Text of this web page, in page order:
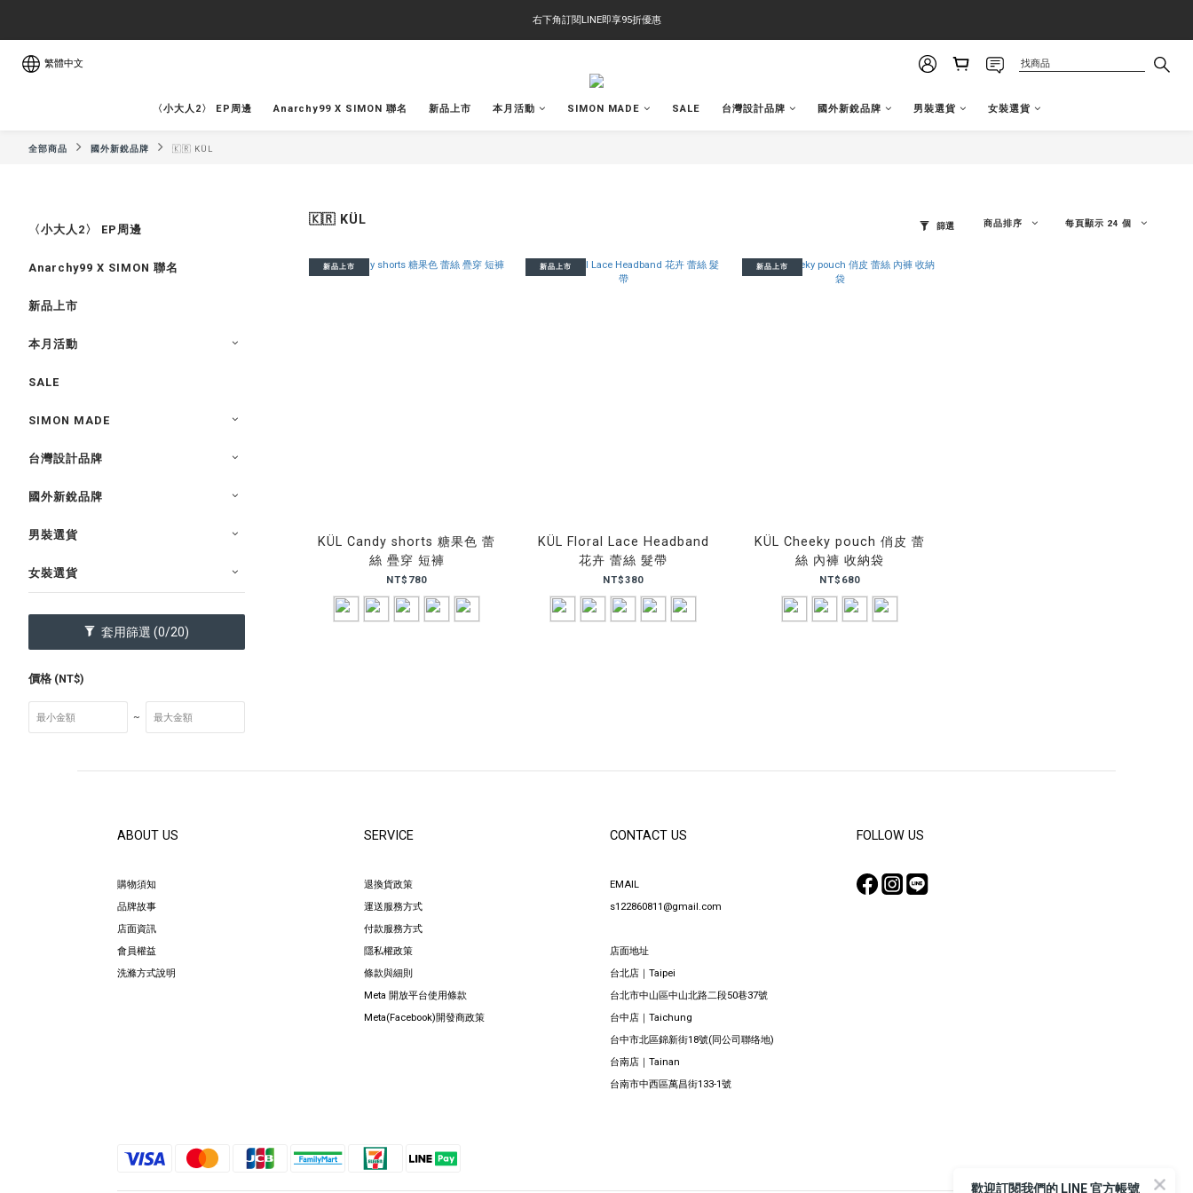
右下角訂閱LINE即享95折優惠
右下角訂閱LINE即享95折優惠
繁體中文
〈小大人2〉 EP周邊 Anarchy99 X SIMON 聯名 新品上市 本月活動 SIMON MADE SALE 台灣設計品牌 國外新銳品牌 男裝選貨 女裝選貨
全部商品 國外新銳品牌 🇰🇷 KÜL
〈小大人2〉 EP周邊
Anarchy99 X SIMON 聯名
新品上市
本月活動
SALE
SIMON MADE
台灣設計品牌
國外新銳品牌
男裝選貨
女裝選貨
套用篩選 (0/20)
價格 (NT$)
~
🇰🇷 KÜL 篩選 商品排序 每頁顯示 24 個
新品上市
KÜL Candy shorts 糖果色 蕾
絲 疊穿 短褲
NT$780
新品上市
KÜL Floral Lace Headband
花卉 蕾絲 髮帶
NT$380
新品上市
KÜL Cheeky pouch 俏皮 蕾
絲 內褲 收納袋
NT$680
ABOUT US
購物須知
品牌故事
店面資訊
會員權益
洗滌方式說明
SERVICE
退換貨政策
運送服務方式
付款服務方式
隱私權政策
條款與細則
Meta 開放平台使用條款
Meta(Facebook)開發商政策
CONTACT US
EMAIL
s122860811@gmail.com
店面地址
台北店｜Taipei
台北市中山區中山北路二段50巷37號
台中店｜Taichung
台中市北區錦新街18號(同公司聯络地)
台南店｜Tainan
台南市中西區萬昌街133-1號
FOLLOW US
歡迎訂閱我們的 LINE 官方帳號